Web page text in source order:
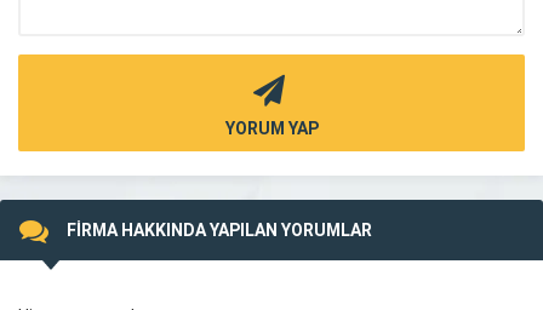
YORUM YAP
FİRMA HAKKINDA YAPILAN YORUMLAR